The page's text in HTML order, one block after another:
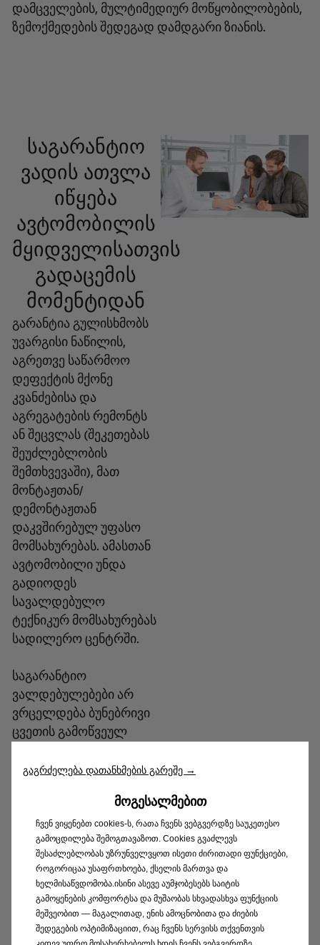
დამცველების, მულტიმედიურ მოწყობილობების,
ზემოქმედების შედეგად დამდგარი ზიანის.
საგარანტიო
ვადის ათვლა
იწყება
ავტომობილის
მყიდველისათვის
გადაცემის
მომენტიდან
გარანტია გულისხმობს
უვარგისი ნაწილის,
აგრეთვე საწარმოო
დეფექტის მქონე
კვანძებისა და
აგრეგატების რემონტს
ან შეცვლას (შეკეთებას
შეუძლებლობის
შემთხვევაში), მათ
მონტაჟთან/
დემონტაჟთან
დაკვშირებულ უფასო
მომსახურებას. ამასთან
ავტომობილი უნდა
გადიოდეს
სავალდებულო
ტექნიკურ მომსახურებას
სადილერო ცენტრში.
საგარანტიო
ვალდებულებები არ
ვრცელდება ბუნებრივი
ცვეთის გამოწვეულ
ექსპლუატაციით ან
კონსტრუქციაში
დილერთან
შეუთანხმებელი
ცვილებების შეტანით
გამოწვეულ
დაზიანებებზე.
გაგრძელება დათანხმების გარეშე →
ᲛᲝᲒᲔᲡᲐᲚᲛᲔᲑᲘᲗ
ჩვენ ვიყენებთ cookies-ს, რათა ჩვენს ვებგვერდზე საუკეთესო
გამოცდილება შემოგთავაზოთ. Cookies გვაძლევს
შესაძლებლობას უზრუნველვყოთ ისეთი ძირითადი ფუნქციები,
როგორიცაა უსაფრთხოება, ქსელის მართვა და
ხელმისაწვდომობა.ისინი ასევე აუმჯობესებს საიტის
გამოყენების კომფორტსა და მუშაობას სხვადასხვა ფუნქციის
მეშვეობით — მაგალითად, ენის ამოცნობითა და ძიების
შედეგების ოპტიმიზაციით, რაც ჩვენს სერვისს თქვენთვის